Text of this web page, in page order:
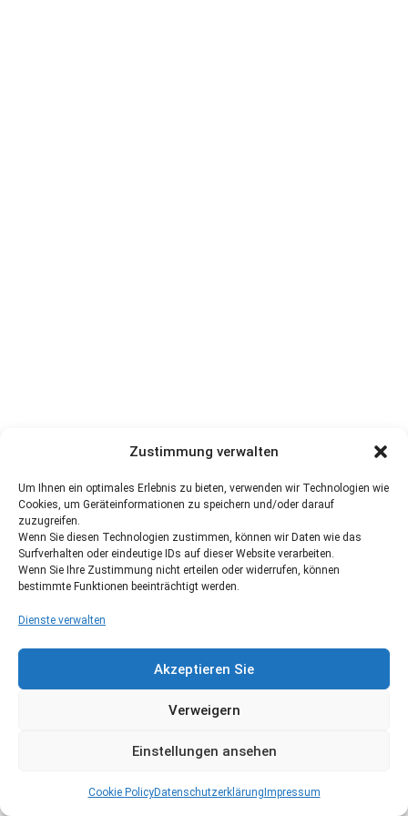
Zustimmung verwalten
Um Ihnen ein optimales Erlebnis zu bieten, verwenden wir Technologien wie
Cookies, um Geräteinformationen zu speichern und/oder darauf
zuzugreifen.
Wenn Sie diesen Technologien zustimmen, können wir Daten wie das
Surfverhalten oder eindeutige IDs auf dieser Website verarbeiten.
Wenn Sie Ihre Zustimmung nicht erteilen oder widerrufen, können
bestimmte Funktionen beeinträchtigt werden.
Dienste verwalten
Akzeptieren Sie
Verweigern
Einstellungen ansehen
Cookie PolicyDatenschutzerklärung Impressum